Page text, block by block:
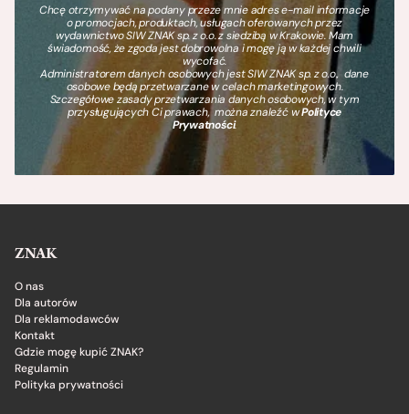
Chcę otrzymywać na podany przeze mnie adres e-mail informacje
o promocjach, produktach, usługach oferowanych przez
wydawnictwo SIW ZNAK sp. z o.o. z siedzibą w Krakowie. Mam
świadomość, że zgoda jest dobrowolna i mogę ją w każdej chwili
wycofać.
Administratorem danych osobowych jest SIW ZNAK sp. z o.o., dane
osobowe będą przetwarzane w celach marketingowych.
Szczegółowe zasady przetwarzania danych osobowych, w tym
przysługujących Ci prawach, można znaleźć wPolityce
Prywatności.
ZNAK
O nas
Dla autorów
Dla reklamodawców
Kontakt
Gdzie mogę kupić ZNAK?
Regulamin
Polityka prywatności